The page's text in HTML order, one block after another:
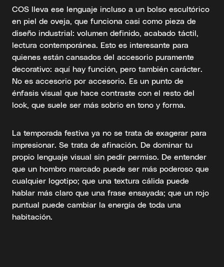
COS lleva ese lenguaje incluso a un bolso escultórico
en piel de oveja, que funciona casi como pieza de
diseño industrial: volumen definido, acabado táctil,
lectura contemporánea. Esto es interesante para
quienes están cansados del accesorio puramente
decorativo: aquí hay función, pero también carácter.
No es accesorio por accesorio. Es un punto de
énfasis visual que hace contraste con el resto del
look, que suele ser más sobrio en tono y forma.
La temporada festiva ya no se trata de exagerar para
impresionar. Se trata de afinación. De dominar tu
propio lenguaje visual sin pedir permiso. De entender
que un hombro marcado puede ser más poderoso que
cualquier logotipo; que una textura cálida puede
hablar más claro que una frase ensayada; que un rojo
puntual puede cambiar la energía de toda una
habitación.